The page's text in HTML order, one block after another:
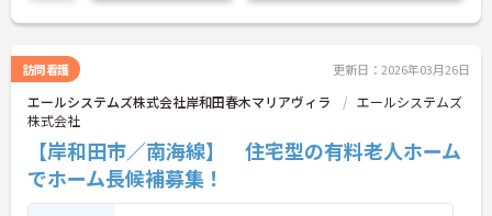
訪問看護 更新日：2026年03月26日
エールシステムズ株式会社岸和田春木マリアヴィラ
エールシステムズ
株式会社
【岸和田市／南海線】 住宅型の有料老人ホーム
でホーム長候補募集！